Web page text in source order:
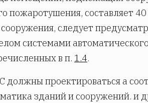
пожаротушения, составляет
следует
системами
в п. 1.4.
должны проектироваться а
зданий и сооружений. и